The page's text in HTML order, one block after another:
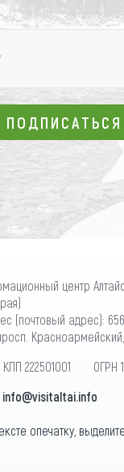
ПОДПИСАТЬСЯ
ПОДПИСАТЬСЯ
центр
(почтовый адрес):
222501001 ОГРН
info@visitaltai.info
опечатку,